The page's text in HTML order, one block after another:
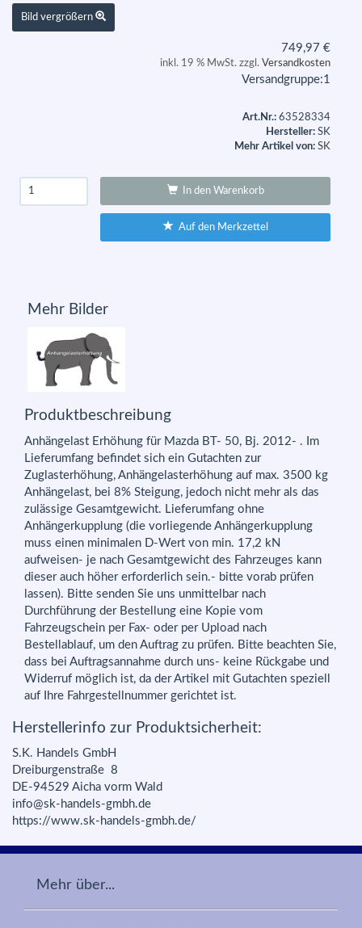
Bild vergrößern
749,97 €
inkl. 19 % MwSt. zzgl. Versandkosten
Versandgruppe:1
Art.Nr.: 63528334
Hersteller: SK
Mehr Artikel von: SK
In den Warenkorb
Auf den Merkzettel
Mehr Bilder
Produktbeschreibung
Anhängelast Erhöhung für Mazda BT- 50, Bj. 2012- . Im
Lieferumfang befindet sich ein Gutachten zur
Zuglasterhöhung, Anhängelasterhöhung auf max. 3500 kg
Anhängelast, bei 8% Steigung, jedoch nicht mehr als das
zulässige Gesamtgewicht. Lieferumfang ohne
Anhängerkupplung (die vorliegende Anhängerkupplung
muss einen minimalen D-Wert von min. 17,2 kN
aufweisen- je nach Gesamtgewicht des Fahrzeuges kann
dieser auch höher erforderlich sein.- bitte vorab prüfen
lassen). Bitte senden Sie uns unmittelbar nach
Durchführung der Bestellung eine Kopie vom
Fahrzeugschein per Fax- oder per Upload nach
Bestellablauf, um den Auftrag zu prüfen. Bitte beachten Sie,
dass bei Auftragsannahme durch uns- keine Rückgabe und
Widerruf möglich ist, da der Artikel mit Gutachten speziell
auf Ihre Fahrgestellnummer gerichtet ist.
Herstellerinfo zur Produktsicherheit:
S.K. Handels GmbH
Dreiburgenstraße 8
DE-94529 Aicha vorm Wald
info@sk-handels-gmbh.de
https://www.sk-handels-gmbh.de/
Mehr über...